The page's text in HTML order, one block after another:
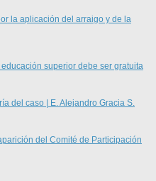
la aplicación del arraigo y de la
superior debe ser gratuita
del caso | E. Alejandro Gracia S.
del Comité de Participación